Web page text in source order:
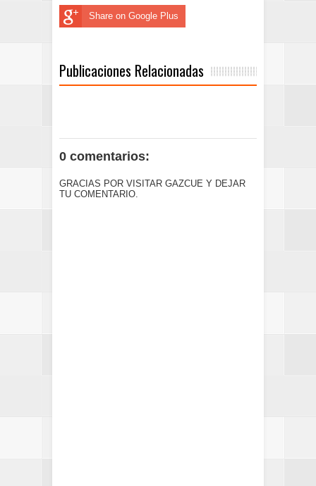
Share on Google Plus
Publicaciones Relacionadas
0 comentarios:
GRACIAS POR VISITAR GAZCUE Y DEJAR
TU COMENTARIO.